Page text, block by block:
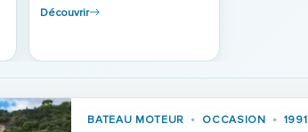
Découvrir
BATEAU MOTEUR OCCASION 1991